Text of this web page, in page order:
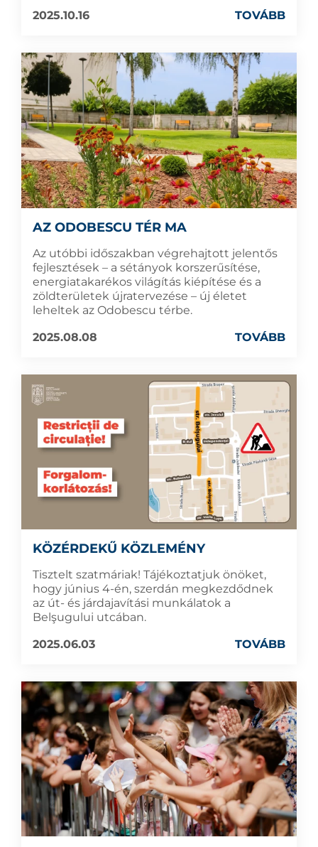
2025.10.16 TOVÁBB
AZ ODOBESCU TÉR MA
Az utóbbi időszakban végrehajtott jelentős
fejlesztések – a sétányok korszerűsítése,
energiatakarékos világítás kiépítése és a
zöldterületek újratervezése – új életet
leheltek az Odobescu térbe.
2025.08.08
TOVÁBB
KÖZÉRDEKŰ KÖZLEMÉNY
Tisztelt szatmáriak! Tájékoztatjuk önöket,
hogy június 4-én, szerdán megkezdődnek
az út- és járdajavítási munkálatok a
Belşugului utcában.
2025.06.03
TOVÁBB